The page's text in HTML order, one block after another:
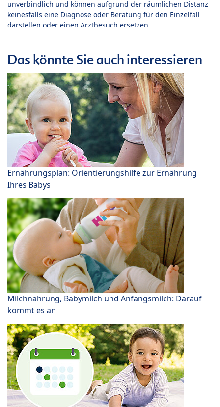
unverbindlich und können aufgrund der räumlichen Distanz
keinesfalls eine Diagnose oder Beratung für den Einzelfall
darstellen oder einen Arztbesuch ersetzen.
Das könnte Sie auch interessieren
Ernährungsplan: Orientierungshilfe zur Ernährung
Ihres Babys
Milchnahrung, Babymilch und Anfangsmilch: Darauf
kommt es an